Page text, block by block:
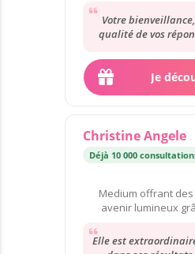
Votre
qualité de vos
vous Alexandre pour
Je
Christine Angele
Déjà 10 000
Medium offrant
avenir lumineux
Elle est